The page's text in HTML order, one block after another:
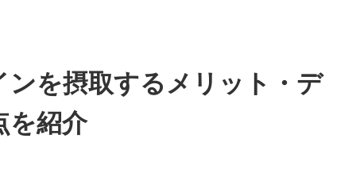
を摂取するメリット・デ
を紹介